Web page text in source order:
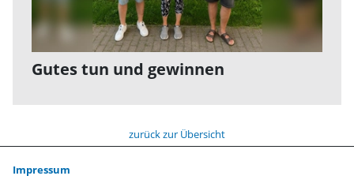
Gutes tun und gewinnen
zurück zur Übersicht
Impressum